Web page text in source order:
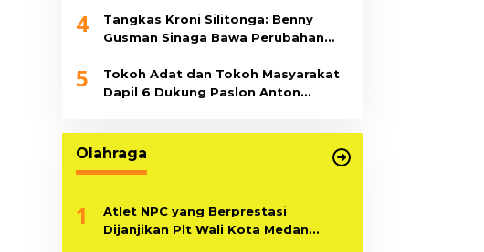
4
Tangkas Kroni Silitonga: Benny
Gusman Sinaga Bawa Perubahan
5
Tokoh Adat dan Tokoh Masyarakat
Dapil 6 Dukung Paslon Anton
Olahraga
1
Atlet NPC yang Berprestasi
Dijanjikan Plt Wali Kota Medan